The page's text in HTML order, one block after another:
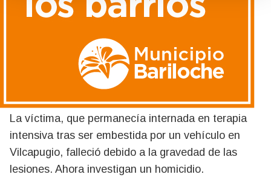
Murió el hombre atropellado
y abandonado en Bariloche:
el conductor sigue prófugo
La víctima, que permanecía internada en terapia
intensiva tras ser embestida por un vehículo en
Vilcapugio, falleció debido a la gravedad de las
lesiones. Ahora investigan un homicidio.